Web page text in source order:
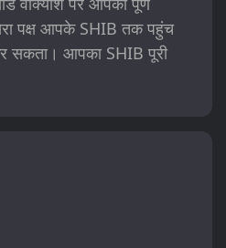
पक्ष आपके SHIB तक पहुंच
सकता। आपका SHIB पूरी